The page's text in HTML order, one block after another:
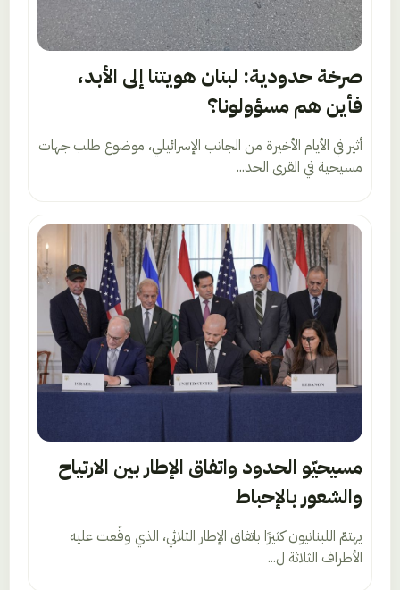
صرخة حدودية: لبنان هويتنا إلى الأبد،
فأين هم مسؤولونا؟
أثير في الأيام الأخيرة من الجانب الإسرائيلي، موضوع طلب جهات
مسيحية في القرى الحد...
مسيحيّو الحدود واتفاق الإطار بين الارتياح
والشعور بالإحباط
يهتمّ اللبنانيون كثيرًا باتفاق الإطار الثلاثي، الذي وقّعت عليه
الأطراف الثلاثة ل...